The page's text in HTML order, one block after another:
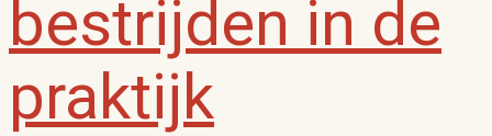
bestrijden in de
praktijk